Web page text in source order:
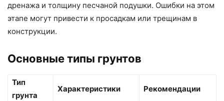
дренажа и толщину песчаной подушки. Ошибки на этом
этапе могут привести к просадкам или трещинам в
конструкции.
Основные типы грунтов
Тип
грунта
Характеристики Рекомендации